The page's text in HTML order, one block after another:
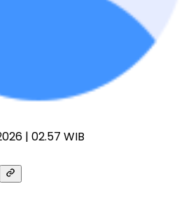
| 02.57 WIB